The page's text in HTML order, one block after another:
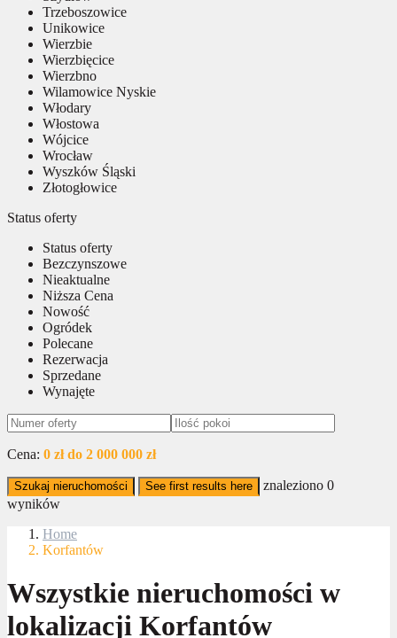
Trzeboszowice
Unikowice
Wierzbie
Wierzbięcice
Wierzbno
Wilamowice Nyskie
Włodary
Włostowa
Wójcice
Wrocław
Wyszków Śląski
Złotogłowice
Status oferty
Status oferty
Bezczynszowe
Nieaktualne
Niższa Cena
Nowość
Ogródek
Polecane
Rezerwacja
Sprzedane
Wynajęte
Cena: 0 zł do 2 000 000 zł
Szukaj nieruchomości See first results here znaleziono 0
wyników
Home
Korfantów
Wszystkie nieruchomości w
lokalizacji Korfantów